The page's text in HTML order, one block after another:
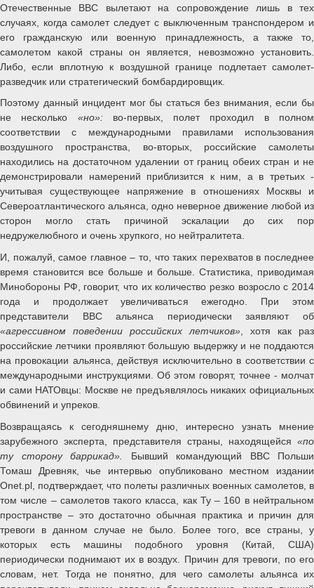
Отечественные ВВС вылетают на сопровождение лишь в тех
случаях, когда самолет следует с выключенным транспондером и
его гражданскую или военную принадлежность, а также то,
самолетом какой страны он является, невозможно установить.
Либо, если вплотную к воздушной границе подлетает самолет-
разведчик или стратегический бомбардировщик.
Поэтому данный инцидент мог бы статься без внимания, если бы
не несколько «но»:во-первых, полет проходил в полном
соответствии с международными правилами использования
воздушного пространства, во-вторых, российские самолеты
находились на достаточном удалении от границ обеих стран и не
демонстрировали намерений приблизится к ним, а в третьих -
учитывая существующее напряжение в отношениях Москвы и
Североатлантического альянса, одно неверное движение любой из
сторон могло стать причиной эскалации до сих пор
недружелюбного и очень хрупкого, но нейтралитета.
И, пожалуй, самое главное – то, что таких перехватов в последнее
время становится все больше и больше. Статистика, приводимая
Минобороны РФ, говорит, что их количество резко возросло с 2014
года и продолжает увеличиваться ежегодно. При этом
представители ВВС альянса периодически заявляют об
«агрессивном поведении российских летчиков» , хотя как раз
российские летчики проявляют большую выдержку и не поддаются
на провокации альянса, действуя исключительно в соответствии с
международными инструкциями. Об этом говорят, точнее - молчат
и сами НАТОвцы: Москве не предъявлялось никаких официальных
обвинений и упреков.
Возвращаясь к сегодняшнему дню, интересно узнать мнение
зарубежного эксперта, представителя страны, находящейся «по
ту сторону баррикад».
Бывший командующий ВВС Польши
Томаш Древняк, чье интервью опубликовано местном издании
Onet.pl, подтверждает, что полеты различных военных самолетов, в
том числе – самолетов такого класса, как Ту – 160 в нейтральном
пространстве – это достаточно обычная практика и причин для
тревоги в данном случае не было. Более того, все страны, у
которых есть машины подобного уровня (Китай, США)
периодически поднимают их в воздух. Причин для тревоги, по его
словам, нет. Тогда не понятно, для чего самолеты альянса их